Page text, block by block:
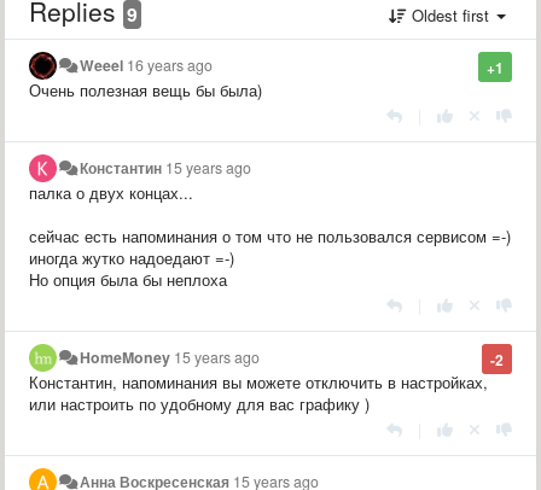
Replies 9 Oldest first
+1
Weeel 16 years ago
Очень полезная вещь бы была)
Константин 15 years ago
палка о двух концах...
сейчас есть напоминания о том что не пользовался сервисом =-)
иногда жутко надоедают =-)
Но опция была бы неплоха
-2
HomeMoney 15 years ago
Константин, напоминания вы можете отключить в настройках,
или настроить по удобному для вас графику )
Анна Воскресенская 15 years ago